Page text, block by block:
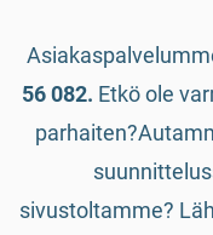
56 082. Etkö ole
sivustoltamme?